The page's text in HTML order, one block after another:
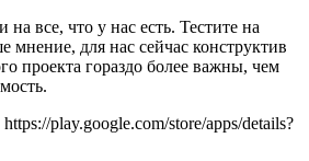
все, что у нас есть. Тестите на
мнение, для нас сейчас конструктив
проекта гораздо более важны, чем
play.google.com/store/apps/details?